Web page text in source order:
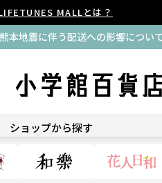
MALLとは？
本地震に伴う配送への影響につい
ショップから探す
DIME